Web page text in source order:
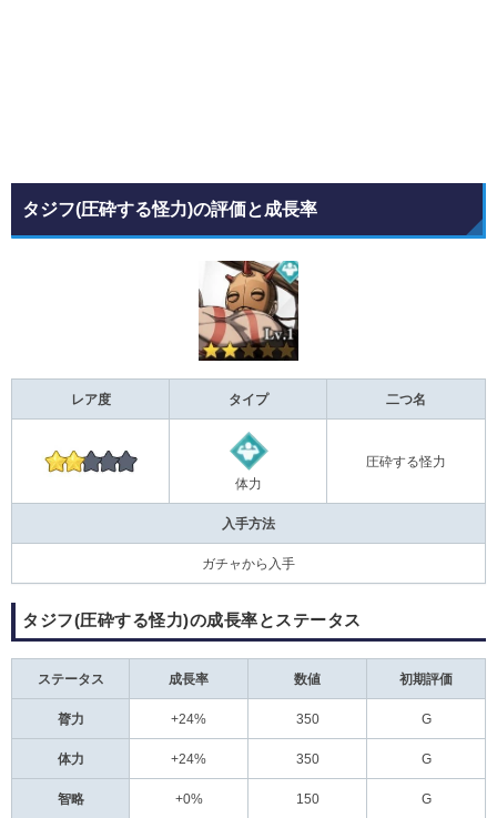
タジフ(圧砕する怪力)の評価と成長率
レア度 タイプ 二つ名
体力
圧砕する怪力
入手方法
ガチャから入手
タジフ(圧砕する怪力)の成長率とステータス
ステータス 成長率 数値 初期評価
膂力 +24% 350 G
体力 +24% 350 G
智略 +0% 150 G